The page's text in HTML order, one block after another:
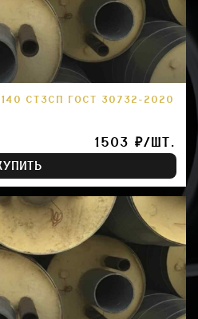
СТ3СП ГОСТ 30732-2020
1503 ₽/ШТ.